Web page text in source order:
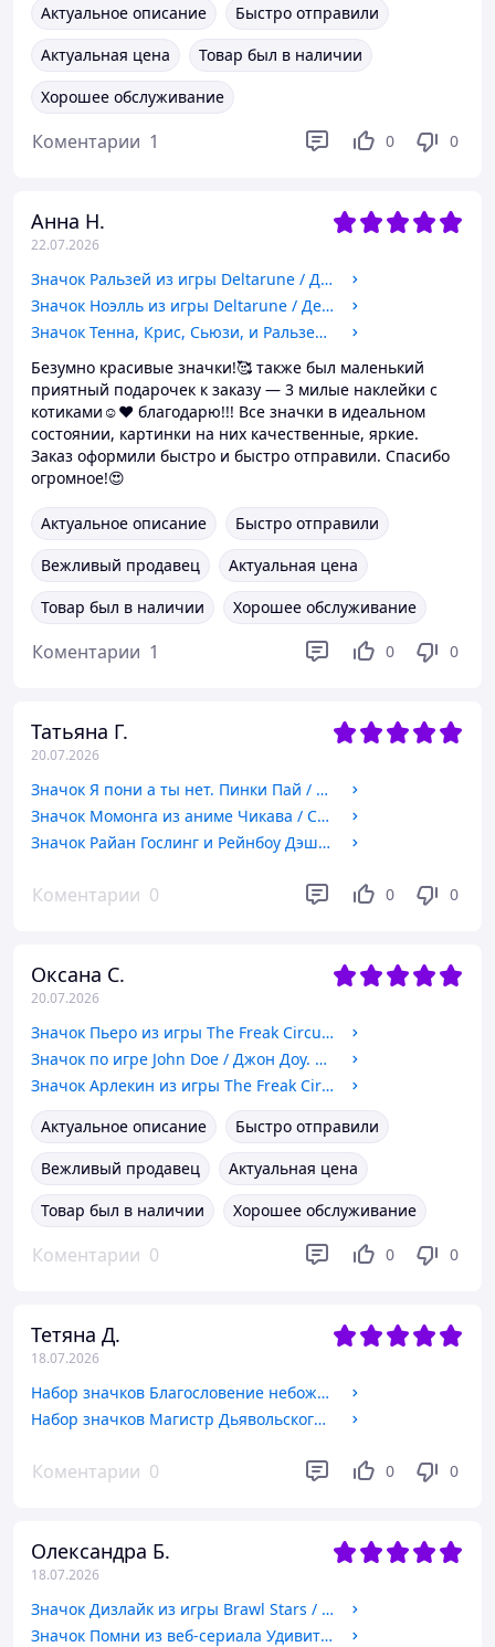
Актуальное описание
Быстро отправили
Актуальная цена
Товар был в наличии
Хорошее обслуживание
Коментарии 1 0 0
Анна Н.
22.07.2026
Значок Ральзей из игры Deltarune / Дельтарун. №26. 32мм
Значок Ноэлль из игры Deltarune / Дельтарун. №71. 32мм
Значок Тенна, Крис, Сьюзи, и Ральзей из игры Deltarune / Дельтарун. №59. 32мм
Безумно красивые значки!🥰 также был маленький
приятный подарочек к заказу — 3 милые наклейки с
котиками☺️❤️ благодарю!!! Все значки в идеальном
состоянии, картинки на них качественные, яркие.
Заказ оформили быстро и быстро отправили. Спасибо
огромное!😍
Актуальное описание
Быстро отправили
Вежливый продавец
Актуальная цена
Товар был в наличии
Хорошее обслуживание
Коментарии 1 0 0
Татьяна Г.
20.07.2026
Значок Я пони а ты нет. Пинки Пай / My Little Pony | Pinkie Pie. 44мм
Значок Момонга из аниме Чикава / Chiikawa. №22. 44мм
Значок Райан Гослинг и Рейнбоу Дэш | 44мм
Коментарии 0 0 0
Оксана С.
20.07.2026
Значок Пьеро из игры The Freak Circus. №22. 58мм
Значок по игре John Doe / Джон Доу. №4 58мм
Значок Арлекин из игры The Freak Circus. №13. 58мм
Актуальное описание
Быстро отправили
Вежливый продавец
Актуальная цена
Товар был в наличии
Хорошее обслуживание
Коментарии 0 0 0
Тетяна Д.
18.07.2026
Набор значков Благословение небожителей / Heaven Official's Blessing
Набор значков Магистр Дьявольского культа №2 / Demonic Path Ancestral Master
Коментарии 0 0 0
Олександра Б.
18.07.2026
Значок Дизлайк из игры Brawl Stars / Бравл Старс. 32мм
Значок Помни из веб-сериала Удивительный цифровой цирк / The Amazing Digital Circus. №4. 44мм